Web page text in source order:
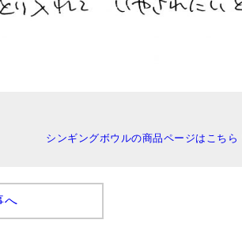
シンギングボウルの商品ページはこちら
へ